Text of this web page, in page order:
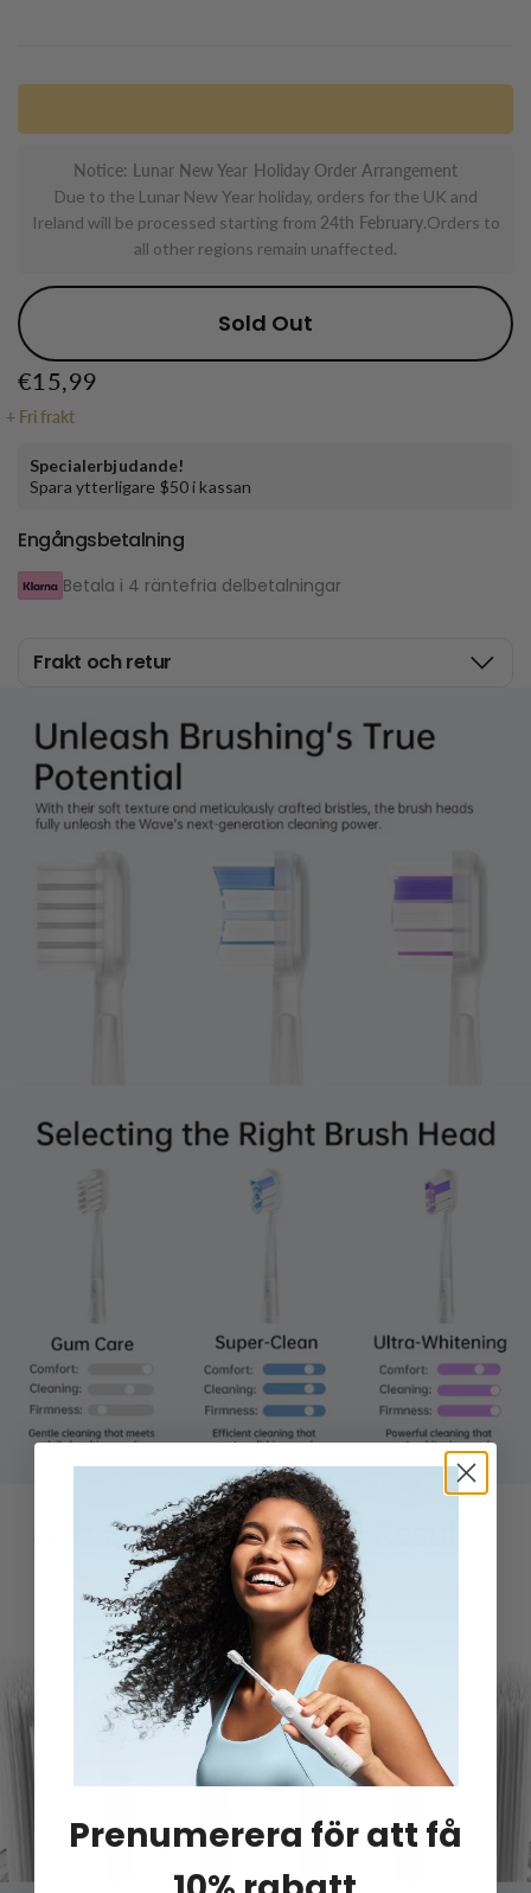
Notice: Lunar New Year Holiday Order Arrangement
Due to the Lunar New Year holiday, orders for the UK and
Ireland will be processed starting from 24th February.Orders to
all other regions remain unaffected.
Sold Out
€15,99
+ Fri frakt
Specialerbjudande!
Spara ytterligare $50 i kassan
Engångsbetalning
Betala i 4 räntefria delbetalningar
Frakt och retur
Prenumerera för att få